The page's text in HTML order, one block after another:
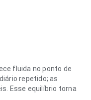
fluida no ponto de
repetido; as
Esse equilíbrio torna